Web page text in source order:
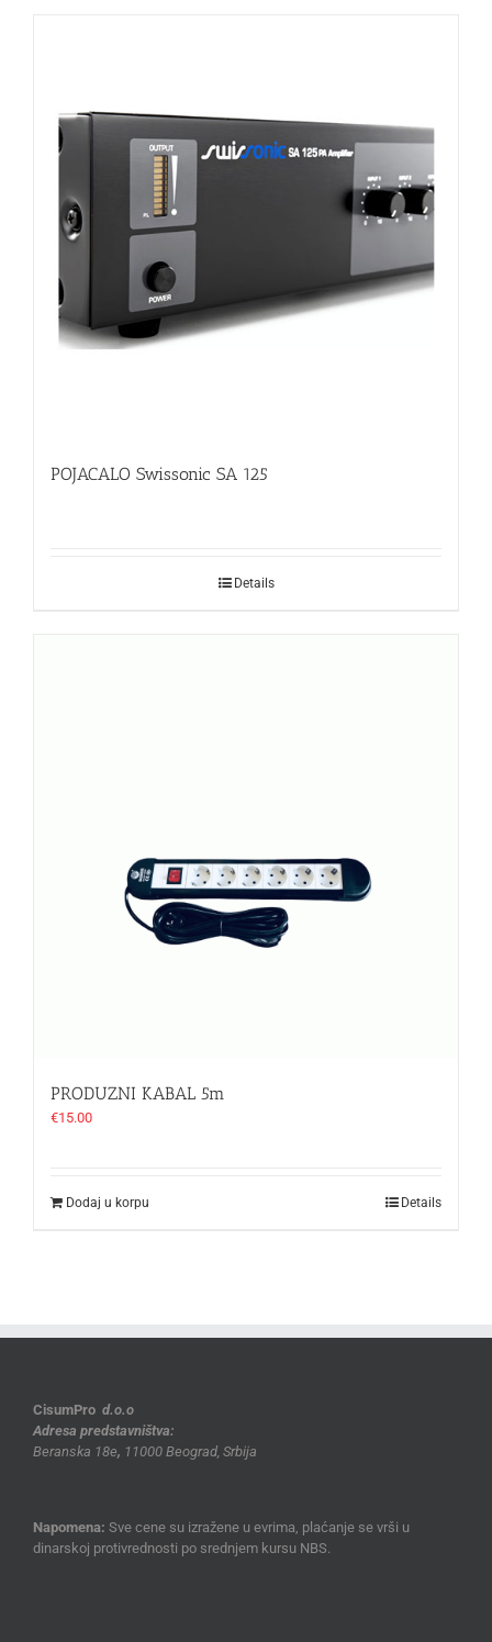
POJACALO Swissonic SA 125
Details
PRODUZNI KABAL 5m
€15.00
Dodaj u korpu Details
CisumPro d.o.o
Adresa predstavništva:
Beranska 18e, 11000 Beograd, Srbija
Napomena: Sve cene su izražene u evrima, plaćanje se vrši u
dinarskoj protivrednosti po srednjem kursu NBS.